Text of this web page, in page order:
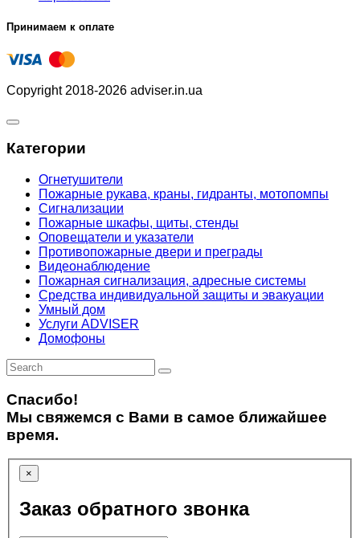
Принимаем к оплате
Copyright 2018-2026 adviser.in.ua
Категории
Огнетушители
Пожарные рукава, краны, гидранты, мотопомпы
Сигнализации
Пожарные шкафы, щиты, стенды
Оповещатели и указатели
Противопожарные двери и преграды
Видеонаблюдение
Пожарная сигнализация, адресные системы
Средства индивидуальной защиты и эвакуации
Умный дом
Услуги ADVISER
Домофоны
Спасибо!
Мы свяжемся с Вами в самое ближайшее
время.
×
Заказ обратного звонка